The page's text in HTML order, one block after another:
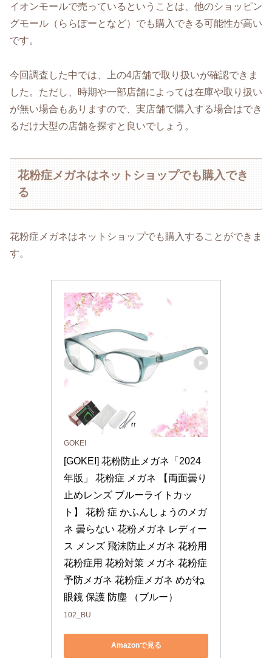
イオンモールで売っているということは、他のショッピン
グモール（ららぽーとなど）でも購入できる可能性が高い
です。
今回調査した中では、上の4店舗で取り扱いが確認できま
した。ただし、時期や一部店舗によっては在庫や取り扱い
が無い場合もありますので、実店舗で購入する場合はでき
るだけ大型の店舗を探すと良いでしょう。
花粉症メガネはネットショップでも購入でき
る
花粉症メガネはネットショップでも購入することができま
す。
GOKEI
[GOKEI] 花粉防止メガネ「2024
年版」 花粉症 メガネ 【両面曇り
止めレンズ ブルーライトカッ
ト】 花粉 症 かふんしょうのメガ
ネ 曇らない 花粉メガネ レディー
ス メンズ 飛沫防止メガネ 花粉用
花粉症用 花粉対策 メガネ 花粉症
予防メガネ 花粉症メガネ めがね
眼鏡 保護 防塵 （ブルー）
102_BU
Amazonで見る